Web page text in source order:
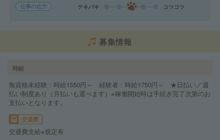
仕事の仕方 テキパキ コツコツ
募集情報
時給
無資格未経験：時給1550円～ 経験者：時給1750円～ ★日払い／週
払い制度あり（月払いも選べます）※稼働開始時は手続き完了次第のお
支払いとなります。
交通費
交通費支給※規定有